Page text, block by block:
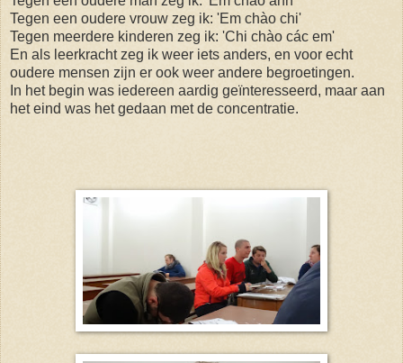
Tegen een oudere vrouw zeg ik: 'Em chào chi'
Tegen meerdere kinderen zeg ik: 'Chi chào các em'
En als leerkracht zeg ik weer iets anders, en voor echt
oudere mensen zijn er ook weer andere begroetingen.
In het begin was iedereen aardig geïnteresseerd, maar aan
het eind was het gedaan met de concentratie.